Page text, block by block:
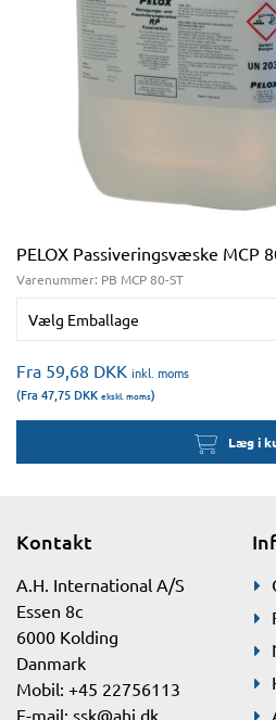
PELOX Passiveringsvæske MCP
Varenummer: PB MCP 80-ST
Vælg Emballage
Fra 59,68 DKK inkl. moms
(Fra 47,75 DKK ekskl. moms)
Læg i
Kontakt
A.H. International A/S
Essen 8c
6000 Kolding
Danmark
Mobil: +45 22756113
E-mail: ssk@ahi.dk